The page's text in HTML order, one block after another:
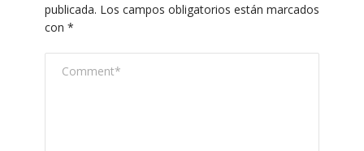
publicada. Los campos obligatorios están marcados
con *